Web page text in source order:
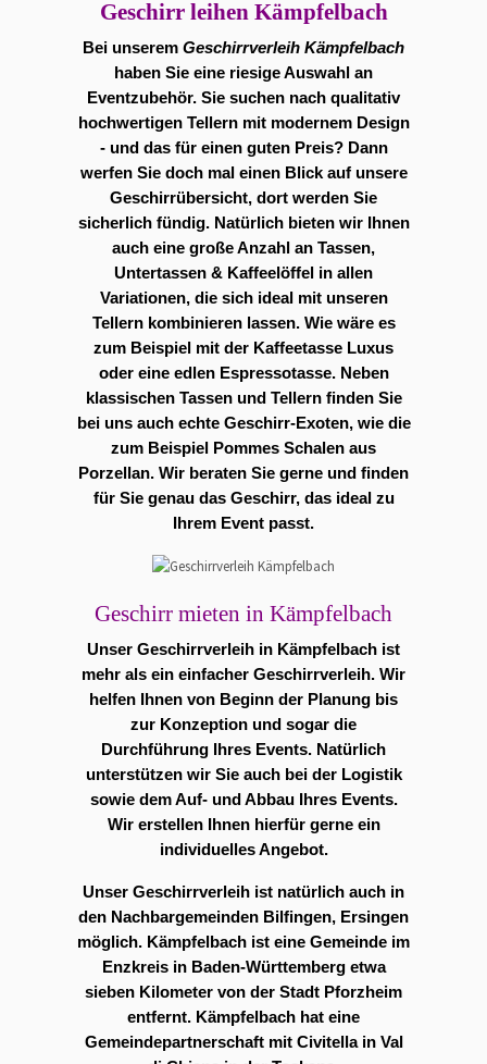
Geschirr leihen Kämpfelbach
Bei unserem Geschirrverleih Kämpfelbach
haben Sie eine riesige Auswahl an
Eventzubehör. Sie suchen nach qualitativ
hochwertigen Tellern mit modernem Design
- und das für einen guten Preis? Dann
werfen Sie doch mal einen Blick auf unsere
Geschirrübersicht, dort werden Sie
sicherlich fündig. Natürlich bieten wir Ihnen
auch eine große Anzahl an Tassen,
Untertassen & Kaffeelöffel in allen
Variationen, die sich ideal mit unseren
Tellern kombinieren lassen. Wie wäre es
zum Beispiel mit der Kaffeetasse Luxus
oder eine edlen Espressotasse. Neben
klassischen Tassen und Tellern finden Sie
bei uns auch echte Geschirr-Exoten, wie die
zum Beispiel Pommes Schalen aus
Porzellan. Wir beraten Sie gerne und finden
für Sie genau das Geschirr, das ideal zu
Ihrem Event passt.
Geschirr mieten in Kämpfelbach
Unser Geschirrverleih in Kämpfelbach ist
mehr als ein einfacher Geschirrverleih. Wir
helfen Ihnen von Beginn der Planung bis
zur Konzeption und sogar die
Durchführung Ihres Events. Natürlich
unterstützen wir Sie auch bei der Logistik
sowie dem Auf- und Abbau Ihres Events.
Wir erstellen Ihnen hierfür gerne ein
individuelles Angebot.
Unser Geschirrverleih ist natürlich auch in
den Nachbargemeinden Bilfingen, Ersingen
möglich. Kämpfelbach ist eine Gemeinde im
Enzkreis in Baden-Württemberg etwa
sieben Kilometer von der Stadt Pforzheim
entfernt. Kämpfelbach hat eine
Gemeindepartnerschaft mit Civitella in Val